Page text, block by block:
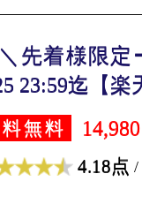
＼先着様限
23:59迄【楽
無料
4.18点 /